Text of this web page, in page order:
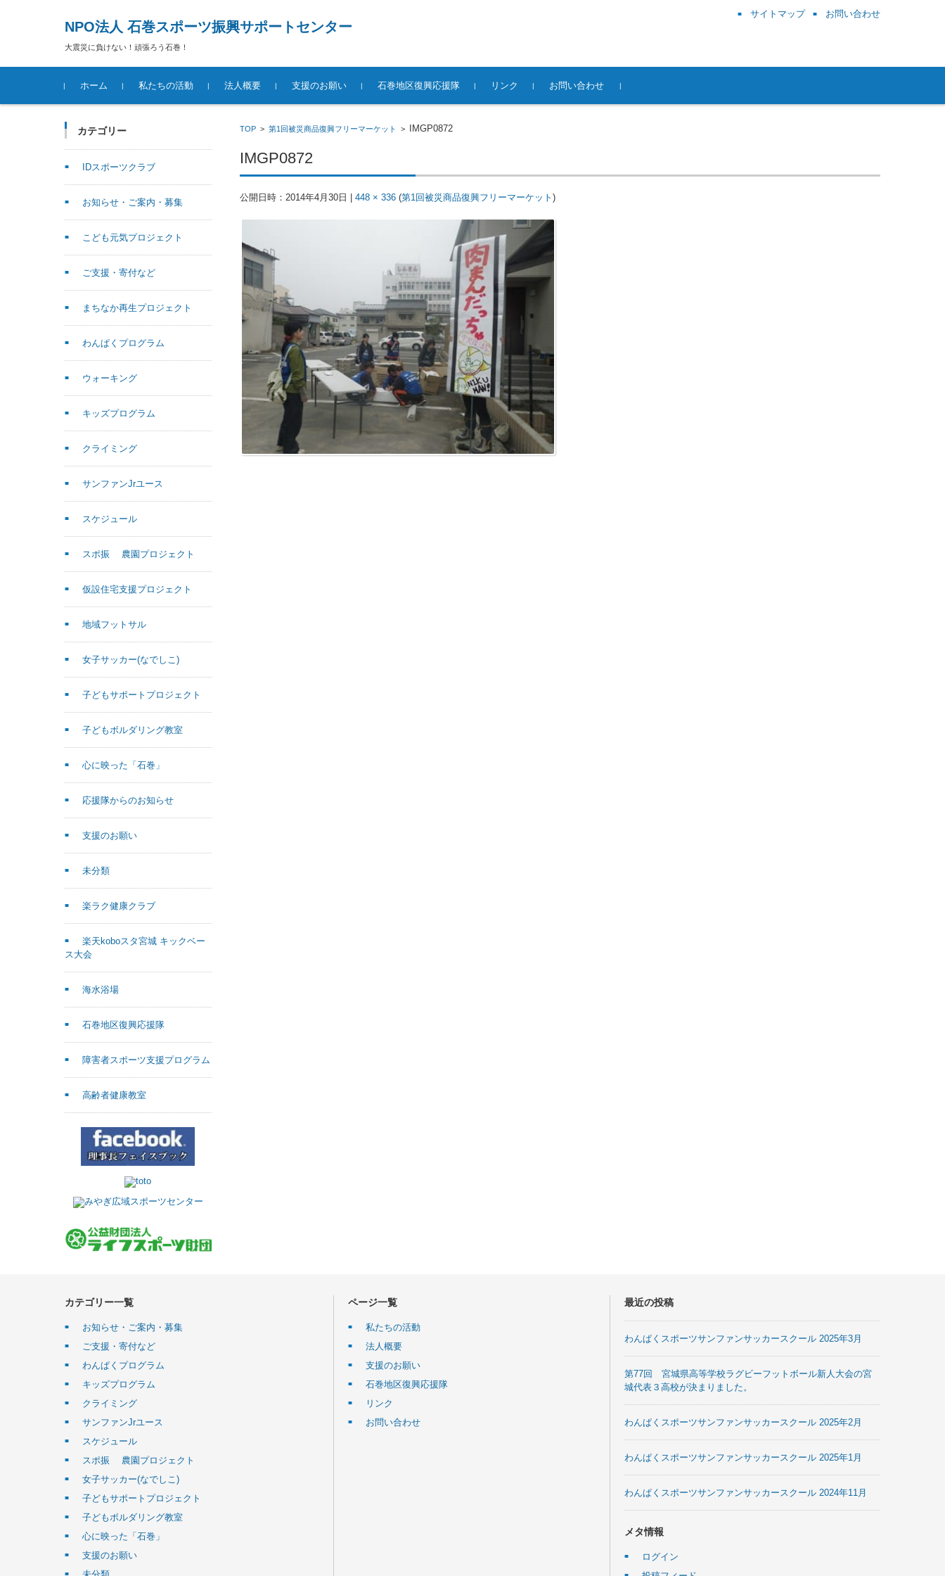
NPO法人 石巻スポーツ振興サポートセンター
大震災に負けない！頑張ろう石巻！
サイトマップ お問い合わせ
コンテンツに移動
ホーム
私たちの活動 法人概要 支援のお願い 石巻地区復興応援隊 リンク お問い合わせ
TOP> 第1回被災商品復興フリーマーケット > IMGP0872
IMGP0872
公開日時： 2014年4月30日 448 × 336(第1回被災商品復興フリーマーケット )
カテゴリー
IDスポーツクラブ
お知らせ・ご案内・募集
こども元気プロジェクト
ご支援・寄付など
まちなか再生プロジェクト
わんぱくプログラム
ウォーキング
キッズプログラム
クライミング
サンファンJrユース
スケジュール
スポ振 農園プロジェクト
仮設住宅支援プロジェクト
地域フットサル
女子サッカー(なでしこ)
子どもサポートプロジェクト
子どもボルダリング教室
心に映った「石巻」
応援隊からのお知らせ
支援のお願い
未分類
楽ラク健康クラブ
楽天koboスタ宮城 キックベー
ス大会
海水浴場
石巻地区復興応援隊
障害者スポーツ支援プログラム
高齢者健康教室
カテゴリー一覧
お知らせ・ご案内・募集
ご支援・寄付など
わんぱくプログラム
キッズプログラム
クライミング
サンファンJrユース
スケジュール
スポ振 農園プロジェクト
女子サッカー(なでしこ)
子どもサポートプロジェクト
子どもボルダリング教室
心に映った「石巻」
支援のお願い
ページ一覧
私たちの活動
法人概要
支援のお願い
石巻地区復興応援隊
リンク
お問い合わせ
最近の投稿
わんぱくスポーツサンファンサッカースクール 2025年3月
第77回 宮城県高等学校ラグビーフットボール新人大会の宮
城代表３高校が決まりました。
わんぱくスポーツサンファンサッカースクール 2025年2月
わんぱくスポーツサンファンサッカースクール 2025年1月
わんぱくスポーツサンファンサッカースクール 2024年11月
メタ情報
ログイン